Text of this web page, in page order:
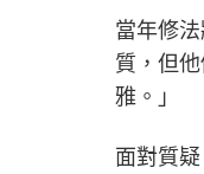
當年修
質，但
雅。」
面對質